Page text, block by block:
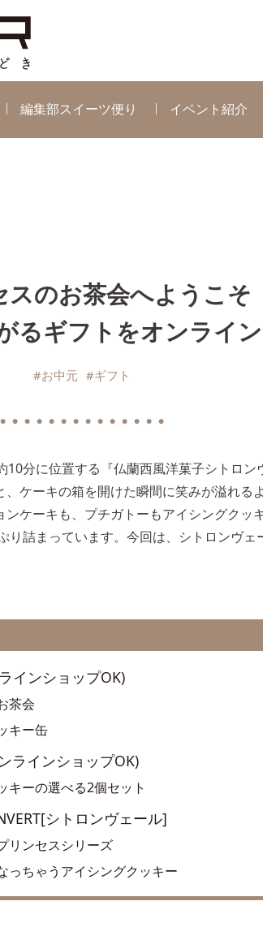
編集部スイーツ便り イベント紹介
スのお茶会へようこそ
るギフトをオンライ
#お中元 #ギフト
● ● ● ● ● ● ● ● ● ● ● ● ● ●
分に位置する『仏蘭西風洋菓子シトロン
ケーキの箱を開けた瞬間に笑みが溢れる
ケーキも、プチガトーもアイシングクッ
詰まっています。今回は、シトロンヴェ
インショップOK)
茶会
キー缶
ラインショップOK)
キーの選べる2個セット
シトロンヴェール]
リンセスシリーズ
っちゃうアイシングクッキー